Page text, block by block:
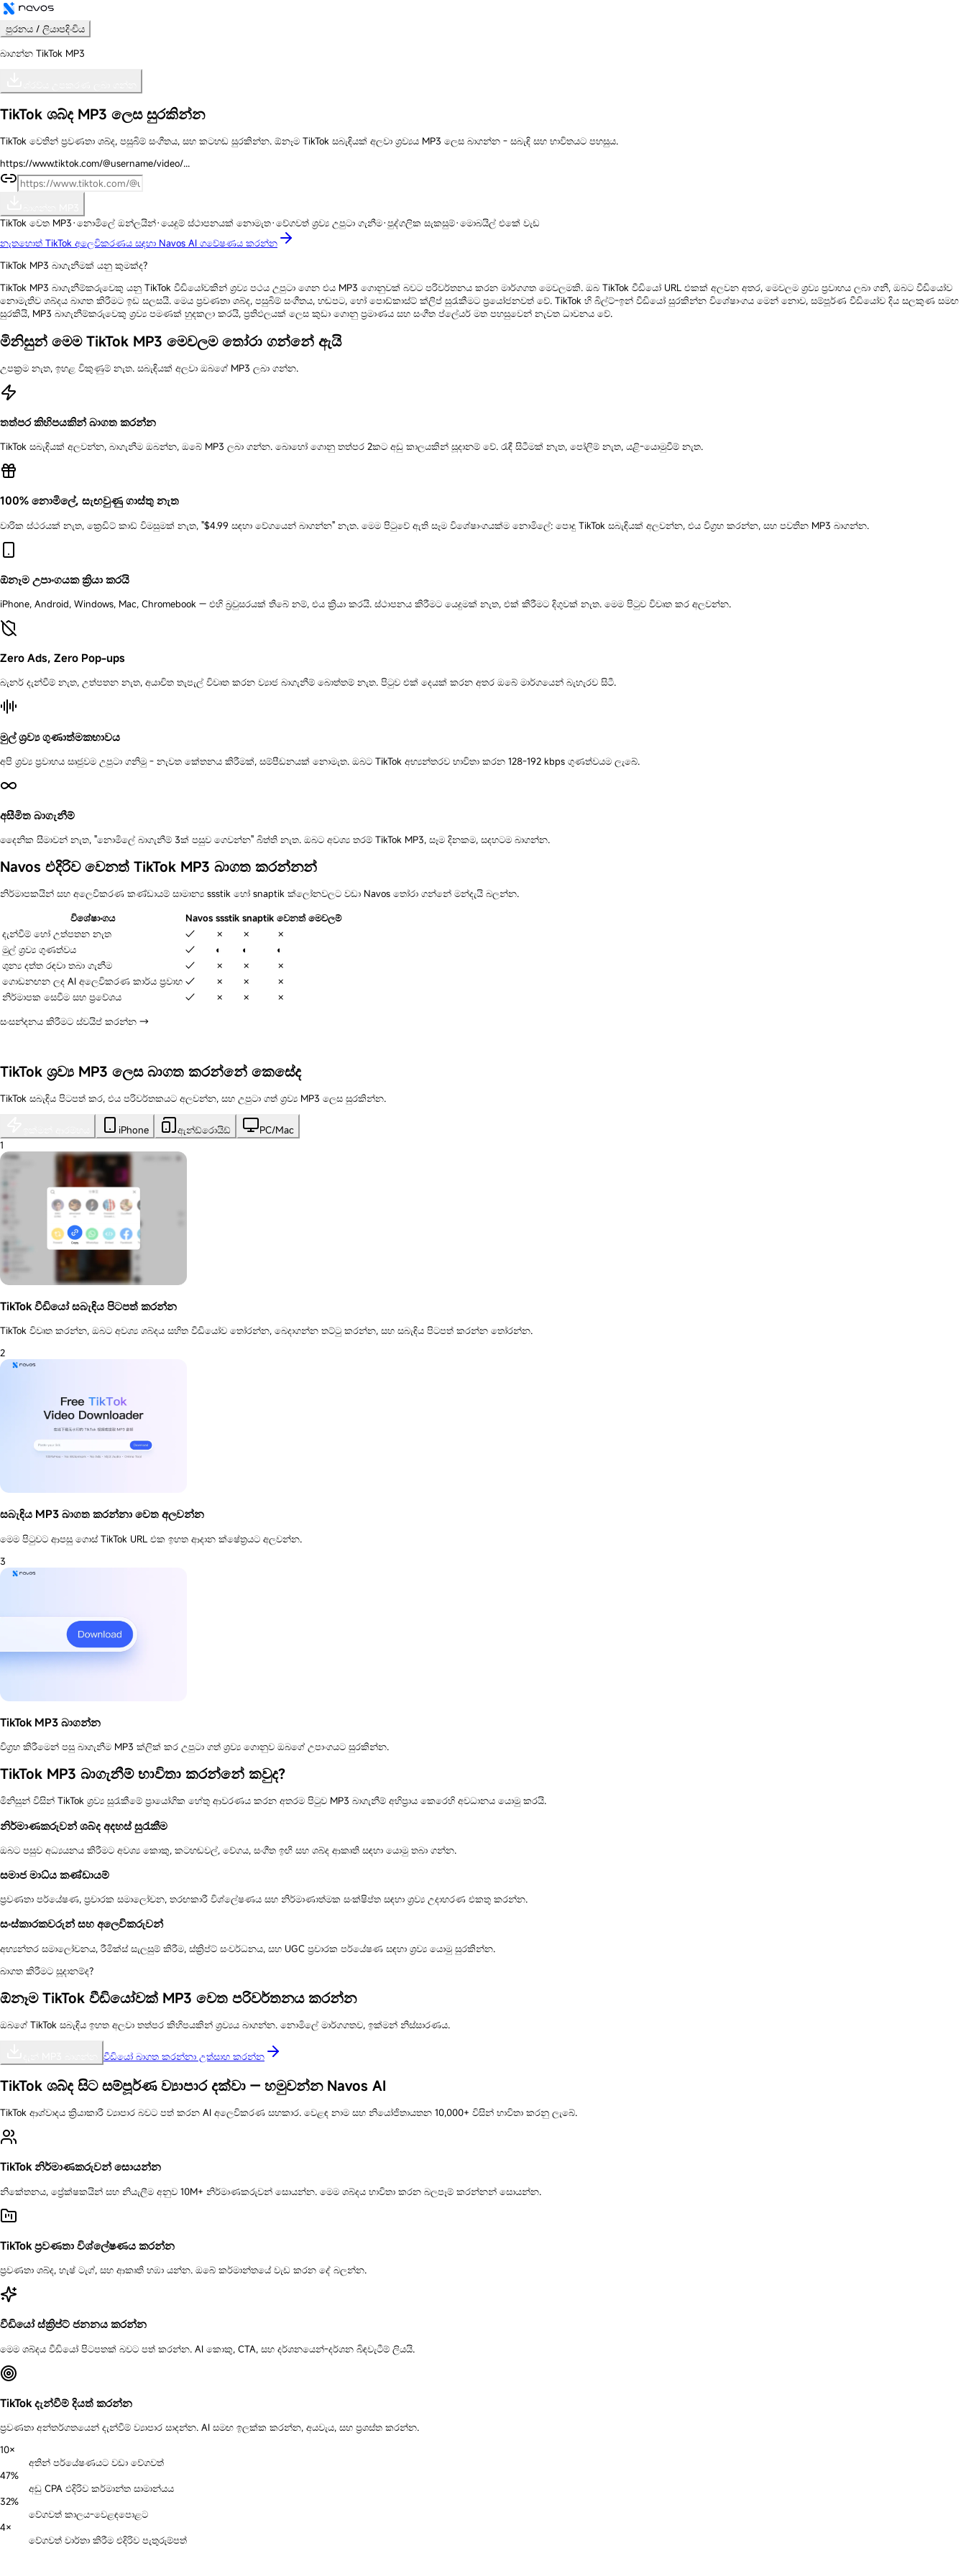
පුරනය / ලියාපදිංචිය
බාගන්න TikTok MP3
TikTok ශබ්ද MP3 ලෙස සුරකින්න
TikTok වෙතින් ප්‍රවණතා ශබ්ද, පසුබිම් සංගීතය, සහ කටහඬ සුරකින්න. ඕනෑම TikTok සබැඳියක් අලවා ශ්‍රව්‍යය MP3 ලෙස බාගන්න - සබැඳි සහ භාවිතයට පහසුය.
https://www.tiktok.com/@username/video/...
TikTok වෙත MP3·නොමිලේ ඔන්ලයින්·යෙදුම් ස්ථාපනයක් නොමැත·වේගවත් ශ්‍රව්‍ය උපුටා ගැනීම·පුද්ගලික සැකසුම්·මොබයිල් එකේ වැඩ
නැතහොත් TikTok අලෙවිකරණය සඳහා Navos AI ගවේෂණය කරන්න
TikTok MP3 බාගැනීමක් යනු කුමක්ද?
TikTok MP3 බාගැනීම්කරුවෙකු යනු TikTok වීඩියෝවකින් ශ්‍රව්‍ය පථය උපුටා ගෙන එය MP3 ගොනුවක් බවට පරිවර්තනය කරන මාර්ගගත මෙවලමකි. ඔබ TikTok වීඩියෝ URL එකක් අලවන අතර, මෙවලම ශ්‍රව්‍ය ප්‍රවාහය ලබා ගනී, ඔබට වීඩියෝව
නොමැතිව ශබ්දය බාගත කිරීමට ඉඩ සලසයි. මෙය ප්‍රවණතා ශබ්ද, පසුබිම් සංගීතය, හඬපට, හෝ පොඩ්කාස්ට් ක්ලිප් සුරැකීමට ප්‍රයෝජනවත් වේ. TikTok හි බිල්ට්-ඉන් වීඩියෝ සුරකින්න විශේෂාංගය මෙන් නොව, සම්පූර්ණ වීඩියෝව දිය සලකුණ සමඟ
සුරකියි, MP3 බාගැනීම්කරුවෙකු ශ්‍රව්‍ය පමණක් හුදකලා කරයි, ප්‍රතිඵලයක් ලෙස කුඩා ගොනු ප්‍රමාණය සහ සංගීත ප්ලේයර් මත පහසුවෙන් නැවත ධාවනය වේ.
මිනිසුන් මෙම TikTok MP3 මෙවලම තෝරා ගන්නේ ඇයි
උපක්‍රම නැත, ඉහළ විකුණුම් නැත. සබැඳියක් අලවා ඔබගේ MP3 ලබා ගන්න.
තත්පර කිහිපයකින් බාගත කරන්න
TikTok සබැඳියක් අලවන්න, බාගැනීම ඔබන්න, ඔබේ MP3 ලබා ගන්න. බොහෝ ගොනු තත්පර 2කට අඩු කාලයකින් සූදානම් වේ. රැඳී සිටීමක් නැත, පෝලිම් නැත, යළි-යොමුවීම් නැත.
100% නොමිලේ, සැඟවුණු ගාස්තු නැත
වාරික ස්ථරයක් නැත, ක්‍රෙඩිට් කාඩ් විමසුමක් නැත, "$4.99 සඳහා වේගයෙන් බාගන්න" නැත. මෙම පිටුවේ ඇති සෑම විශේෂාංගයක්ම නොමිලේ: පොදු TikTok සබැඳියක් අලවන්න, එය විග්‍රහ කරන්න, සහ පවතින MP3 බාගන්න.
ඕනෑම උපාංගයක ක්‍රියා කරයි
iPhone, Android, Windows, Mac, Chromebook — එහි බ්‍රවුසරයක් තිබේ නම්, එය ක්‍රියා කරයි. ස්ථාපනය කිරීමට යෙදුමක් නැත, එක් කිරීමට දිගුවක් නැත. මෙම පිටුව විවෘත කර අලවන්න.
Zero Ads, Zero Pop-ups
බැනර් දැන්වීම් නැත, උත්පතන නැත, අයාචිත තැපැල් විවෘත කරන ව්‍යාජ බාගැනීම් බොත්තම් නැත. පිටුව එක් දෙයක් කරන අතර ඔබේ මාර්ගයෙන් බැහැරව සිටී.
මුල් ශ්‍රව්‍ය ගුණාත්මකභාවය
අපි ශ්‍රව්‍ය ප්‍රවාහය සෘජුවම උපුටා ගනිමු - නැවත කේතනය කිරීමක්, සම්පීඩනයක් නොමැත. ඔබට TikTok අභ්‍යන්තරව භාවිතා කරන 128-192 kbps ගුණත්වයම ලැබේ.
අසීමිත බාගැනීම්
දෛනික සීමාවන් නැත, "නොමිලේ බාගැනීම් 3ක් පසුව ගෙවන්න" බිත්ති නැත. ඔබට අවශ්‍ය තරම් TikTok MP3, සෑම දිනකම, සදහටම බාගන්න.
Navos එදිරිව වෙනත් TikTok MP3 බාගත කරන්නන්
නිර්මාපකයින් සහ අලෙවිකරණ කණ්ඩායම් සාමාන්‍ය ssstik හෝ snaptik ක්ලෝනවලට වඩා Navos තෝරා ගන්නේ මන්දැයි බලන්න.
විශේෂාංගය
Navos ssstik snaptik වෙනත් මෙවලම්
දැන්වීම් හෝ උත්පතන නැත
✓ ✗ ✗
✗
මුල් ශ්‍රව්‍ය ගුණත්වය
✓ ◐ ◐
◐
ශුන්‍ය දත්ත රඳවා තබා ගැනීම
✓ ✗ ✗
✗
ගොඩනඟන ලද AI අලෙවිකරණ කාර්ය ප්‍රවාහ ✓ ✗ ✗
✗
නිර්මාපක සෙවීම සහ ප්‍රවේශය
✓ ✗ ✗
✗
සංසන්දනය කිරීමට ස්වයිප් කරන්න →
TikTok ශ්‍රව්‍ය MP3 ලෙස බාගත කරන්නේ කෙසේද
TikTok සබැඳිය පිටපත් කර, එය පරිවර්තකයට අලවන්න, සහ උපුටා ගත් ශ්‍රව්‍ය MP3 ලෙස සුරකින්න.
iPhone ඇන්ඩ්රොයිඩ්
PC/Mac
1
TikTok වීඩියෝ සබැඳිය පිටපත් කරන්න
TikTok විවෘත කරන්න, ඔබට අවශ්‍ය ශබ්දය සහිත වීඩියෝව තෝරන්න, බෙදාගන්න තට්ටු කරන්න, සහ සබැඳිය පිටපත් කරන්න තෝරන්න.
2
සබැඳිය MP3 බාගත කරන්නා වෙත අලවන්න
මෙම පිටුවට ආපසු ගොස් TikTok URL එක ඉහත ආදාන ක්ෂේත්‍රයට අලවන්න.
3
TikTok MP3 බාගන්න
විග්‍රහ කිරීමෙන් පසු බාගැනීම MP3 ක්ලික් කර උපුටා ගත් ශ්‍රව්‍ය ගොනුව ඔබගේ උපාංගයට සුරකින්න.
TikTok MP3 බාගැනීම් භාවිතා කරන්නේ කවුද?
මිනිසුන් විසින් TikTok ශ්‍රව්‍ය සුරැකීමේ ප්‍රායෝගික හේතු ආවරණය කරන අතරම පිටුව MP3 බාගැනීම් අභිප්‍රාය කෙරෙහි අවධානය යොමු කරයි.
නිර්මාණකරුවන් ශබ්ද අදහස් සුරැකීම
ඔබට පසුව අධ්‍යයනය කිරීමට අවශ්‍ය කොකු, කටහඬවල්, වේගය, සංගීත ඉඟි සහ ශබ්ද ආකෘති සඳහා යොමු තබා ගන්න.
සමාජ මාධ්ය කණ්ඩායම්
ප්‍රවණතා පර්යේෂණ, ප්‍රචාරක සමාලෝචන, තරඟකාරී විශ්ලේෂණය සහ නිර්මාණාත්මක සංක්ෂිප්ත සඳහා ශ්‍රව්‍ය උදාහරණ එකතු කරන්න.
සංස්කාරකවරුන් සහ අලෙවිකරුවන්
අභ්‍යන්තර සමාලෝචනය, රීමික්ස් සැලසුම් කිරීම, ස්ක්‍රිප්ට් සංවර්ධනය, සහ UGC ප්‍රචාරක පර්යේෂණ සඳහා ශ්‍රව්‍ය යොමු සුරකින්න.
බාගත කිරීමට සූදානම්ද?
ඕනෑම TikTok වීඩියෝවක් MP3 වෙත පරිවර්තනය කරන්න
ඔබගේ TikTok සබැඳිය ඉහත අලවා තත්පර කිහිපයකින් ශ්‍රව්‍යය බාගන්න. නොමිලේ මාර්ගගතව, ඉක්මන් නිස්සාරණය.
වීඩියෝ බාගත කරන්නා උත්සාහ කරන්න
TikTok ශබ්ද සිට සම්පූර්ණ ව්‍යාපාර දක්වා — හමුවන්න Navos AI
TikTok ආශ්වාදය ක්‍රියාකාරී ව්‍යාපාර බවට පත් කරන AI අලෙවිකරණ සහකාර. වෙළඳ නාම සහ නියෝජිතායතන 10,000+ විසින් භාවිතා කරනු ලැබේ.
TikTok නිර්මාණකරුවන් සොයන්න
නිකේතනය, ප්‍රේක්ෂකයින් සහ නියැලීම අනුව 10M+ නිර්මාණකරුවන් සොයන්න. මෙම ශබ්දය භාවිතා කරන බලපෑම් කරන්නන් සොයන්න.
TikTok ප්‍රවණතා විශ්ලේෂණය කරන්න
ප්‍රවණතා ශබ්ද, හැෂ් ටැග්, සහ ආකෘති හඹා යන්න. ඔබේ කර්මාන්තයේ වැඩ කරන දේ බලන්න.
වීඩියෝ ස්ක්‍රිප්ට් ජනනය කරන්න
මෙම ශබ්දය වීඩියෝ පිටපතක් බවට පත් කරන්න. AI කොකු, CTA, සහ දර්ශනයෙන්-දර්ශන බිඳවැටීම් ලියයි.
TikTok දැන්වීම් දියත් කරන්න
ප්‍රවණතා අන්තර්ගතයෙන් දැන්වීම් ව්‍යාපාර සාදන්න. AI සමඟ ඉලක්ක කරන්න, අයවැය, සහ ප්‍රශස්ත කරන්න.
10×
අතින් පර්යේෂණයට වඩා වේගවත්
47%
අඩු CPA එදිරිව කර්මාන්ත සාමාන්යය
32%
වේගවත් කාලය-වෙළඳපොළට
4×
වේගවත් වාර්තා කිරීම එදිරිව පැතුරුම්පත්